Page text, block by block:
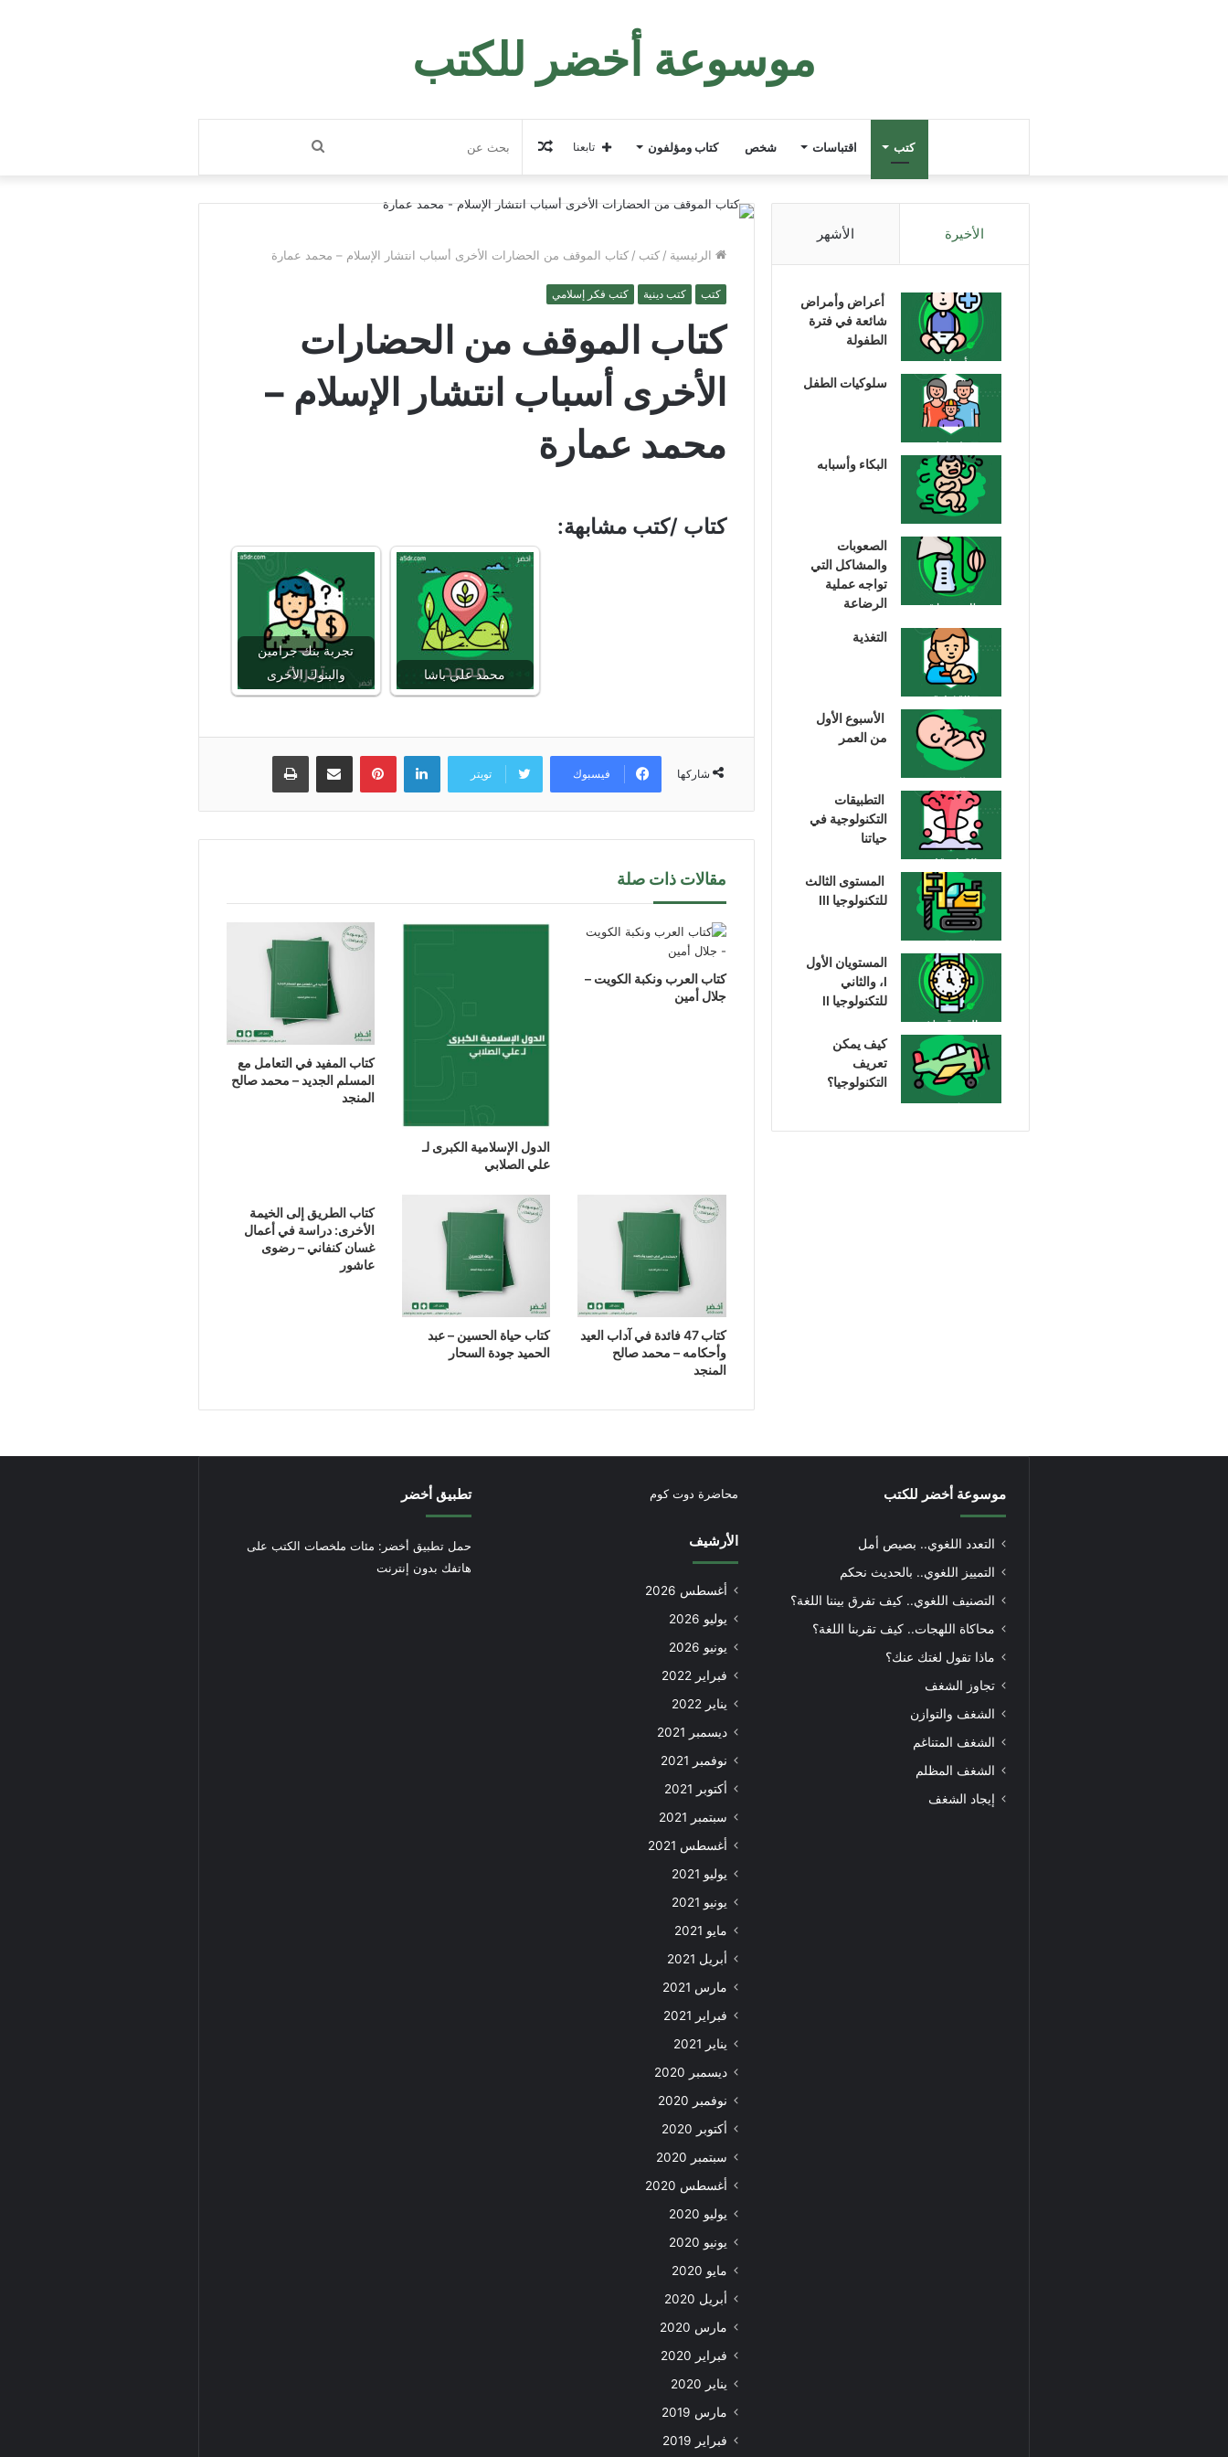
موسوعة أخضر للكتب
كتب اقتباسات شخص كتاب ومؤلفون بحث
عن
مقال
عشوائي
تابعنا
الرئيسية / كتب / كتاب الموقف من الحضارات الأخرى أسباب انتشار الإسلام – محمد عمارة
كتب كتب دينية كتب فكر إسلامي
كتاب الموقف من الحضارات
الأخرى أسباب انتشار الإسلام –
محمد عمارة
كتاب /كتب مشابهة:
تجربة بنك جرامين
والبنوك الأخرى
محمد علي باشا
شاركها فيسبوك تويتر
لينكدإن بينتيريستمشاركة عبر البريد طباعة
مقالات ذات صلة
كتاب العرب ونكبة الكويت –
جلال أمين
الدول الإسلامية الكبرى لـ
علي الصلابي
كتاب المفيد في التعامل مع
المسلم الجديد – محمد صالح
المنجد
كتاب 47 فائدة في آداب العيد
وأحكامه – محمد صالح
المنجد
كتاب حياة الحسين – عبد
الحميد جودة السحار
كتاب الطريق إلى الخيمة
الأخرى: دراسة في أعمال
غسان كنفاني – رضوى
عاشور
الأخيرة الأشهر
أعراض وأمراض
شائعة في فترة
الطفولة
سلوكيات الطفل
البكاء وأسبابه
الصعوبات
والمشاكل التي
تواجه عملية
الرضاعة
التغذية
الأسبوع الأول
من العمر
التطبيقات
التكنولوجية في
حياتنا
المستوى الثالث
للتكنولوجيا III
المستويان الأول
I، والثاني
للتكنولوجيا II
كيف يمكن
تعريف
التكنولوجيا؟
موسوعة أخضر للكتب
التعدد اللغوي.. بصيص أمل
التمييز اللغوي.. بالحديث نحكم
التصنيف اللغوي.. كيف تفرق بيننا اللغة؟
محاكاة اللهجات.. كيف تقربنا اللغة؟
ماذا تقول لغتك عنك؟
تجاوز الشغف
الشغف والتوازن
الشغف المتناغم
الشغف المظلم
إيجاد الشغف
محاضرة دوت كوم
الأرشيف
أغسطس 2026
يوليو 2026
يونيو 2026
فبراير 2022
يناير 2022
ديسمبر 2021
نوفمبر 2021
أكتوبر 2021
سبتمبر 2021
أغسطس 2021
يوليو 2021
يونيو 2021
مايو 2021
أبريل 2021
مارس 2021
فبراير 2021
يناير 2021
ديسمبر 2020
نوفمبر 2020
أكتوبر 2020
سبتمبر 2020
أغسطس 2020
يوليو 2020
يونيو 2020
مايو 2020
أبريل 2020
مارس 2020
فبراير 2020
يناير 2020
مارس 2019
فبراير 2019
تطبيق أخضر
حمل تطبيق أخضر: مئات ملخصات الكتب على
هاتفك بدون إنترنت